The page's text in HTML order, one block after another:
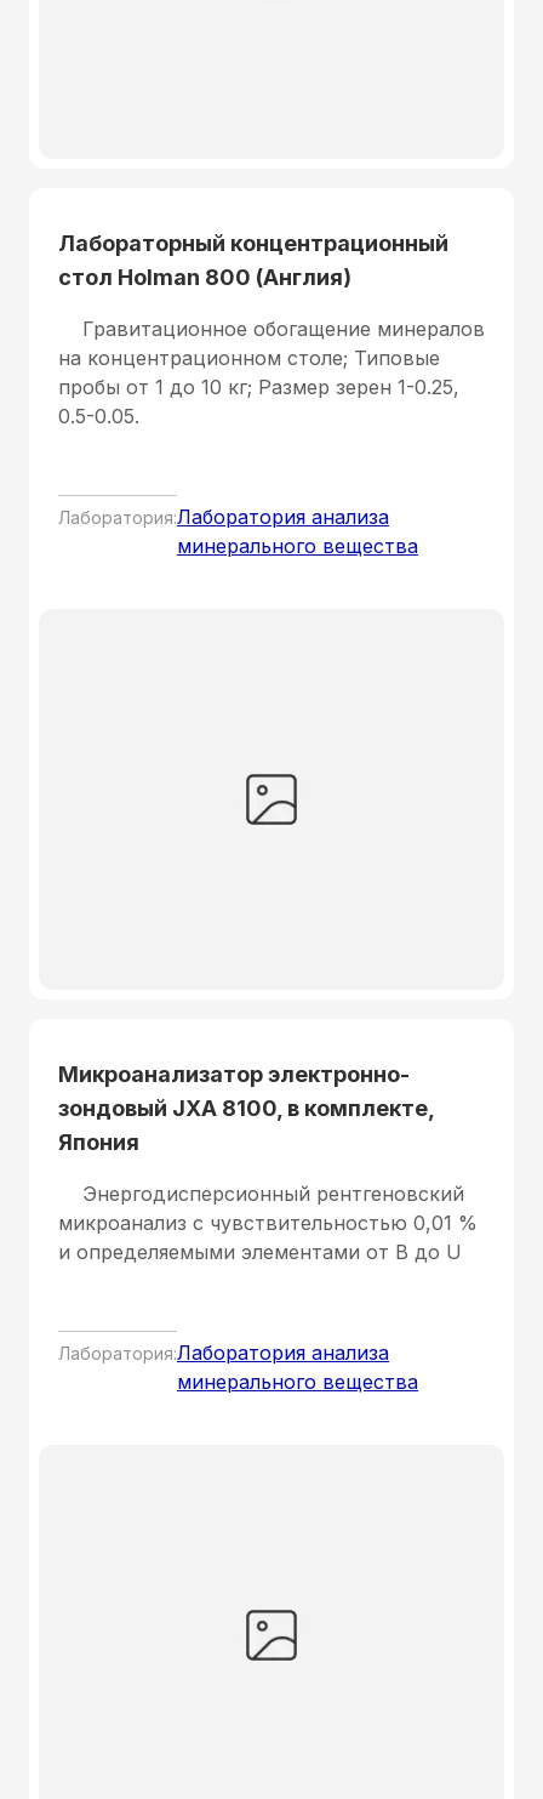
Лабораторный концентрационный
стол Holman 800 (Англия)
Гравитационное обогащение минералов
на концентрационном столе; Типовые
пробы от 1 до 10 кг; Размер зерен 1-0.25,
0.5-0.05.
Лаборатория:Лаборатория анализа
минерального вещества
Микроанализатор электронно-
зондовый JXA 8100, в комплекте,
Япония
Энергодисперсионный рентгеновский
микроанализ с чувствительностью 0,01 %
и определяемыми элементами от B до U
Лаборатория:Лаборатория анализа
минерального вещества